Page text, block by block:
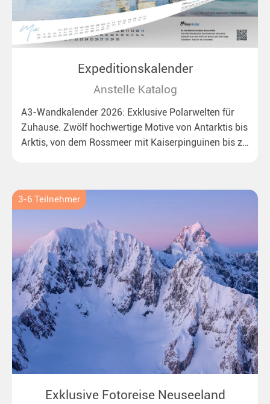
Expeditionskalender
Anstelle Katalog
A3-Wandkalender 2026: Exklusive Polarwelten für
Zuhause. Zwölf hochwertige Motive von Antarktis bis
Arktis, von dem Rossmeer mit Kaiserpinguinen bis zu
3-6 Teilnehmer
Exklusive Fotoreise Neuseeland